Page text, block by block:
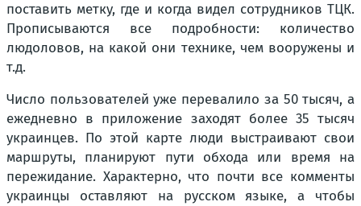
поставить метку, где и когда видел сотрудников ТЦК.
Прописываются все подробности: количество
людоловов, на какой они технике, чем вооружены и
т.д.
Число пользователей уже перевалило за 50 тысяч, а
ежедневно в приложение заходят более 35 тысяч
украинцев. По этой карте люди выстраивают свои
маршруты, планируют пути обхода или время на
пережидание. Характерно, что почти все комменты
украинцы оставляют на русском языке, а чтобы